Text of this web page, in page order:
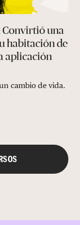
Convirtió una
habitación de
aplicación
cambio de vida.